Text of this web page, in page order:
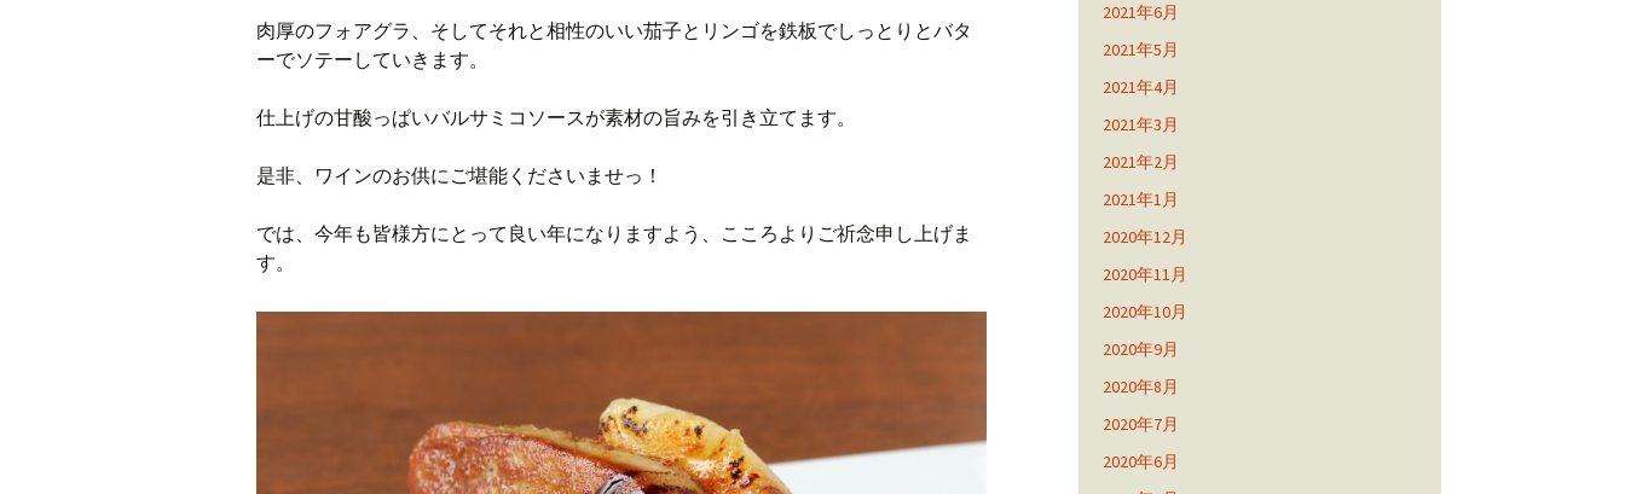
肉厚のフォアグラ、そしてそれと相性のいい茄子とリンゴを鉄板でしっとりとバタ
ーでソテーしていきます。
仕上げの甘酸っぱいバルサミコソースが素材の旨みを引き立てます。
是非、ワインのお供にご堪能くださいませっ！
では、今年も皆様方にとって良い年になりますよう、こころよりご祈念申し上げま
す。
2021年6月
2021年5月
2021年4月
2021年3月
2021年2月
2021年1月
2020年12月
2020年11月
2020年10月
2020年9月
2020年8月
2020年7月
2020年6月